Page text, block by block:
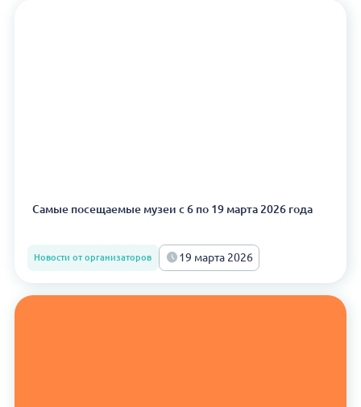
Самые посещаемые музеи с 6 по 19 марта 2026 года
Новости от организаторов 19 марта 2026